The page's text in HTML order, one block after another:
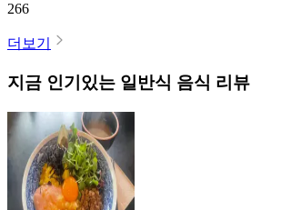
266
더보기
지금 인기있는 일반식 음식 리뷰